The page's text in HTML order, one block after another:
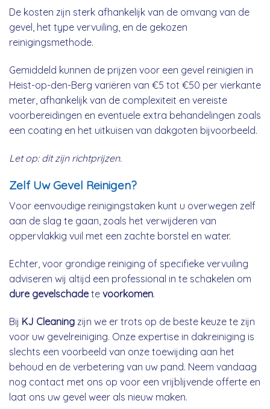
De kosten zijn sterk afhankelijk van de omvang van de
gevel, het type vervuiling, en de gekozen
reinigingsmethode.
Gemiddeld kunnen de prijzen voor een gevel reinigien in
Heist-op-den-Berg variëren van €5 tot €50 per vierkante
meter, afhankelijk van de complexiteit en vereiste
voorbereidingen en eventuele extra behandelingen zoals
een coating en het uitkuisen van dakgoten bijvoorbeeld.
Let op: dit zijn richtprijzen.
Zelf Uw Gevel Reinigen?
Voor eenvoudige reinigingstaken kunt u overwegen zelf
aan de slag te gaan, zoals het verwijderen van
oppervlakkig vuil met een zachte borstel en water.
Echter, voor grondige reiniging of specifieke vervuiling
adviseren wij altijd een professional in te schakelen om
dure gevelschadete voorkomen.
Bij KJ Cleaning zijn we er trots op de beste keuze te zijn
voor uw gevelreiniging. Onze expertise in dakreiniging is
slechts een voorbeeld van onze toewijding aan het
behoud en de verbetering van uw pand. Neem vandaag
nog contact met ons op voor een vrijblijvende offerte en
laat ons uw gevel weer als nieuw maken.